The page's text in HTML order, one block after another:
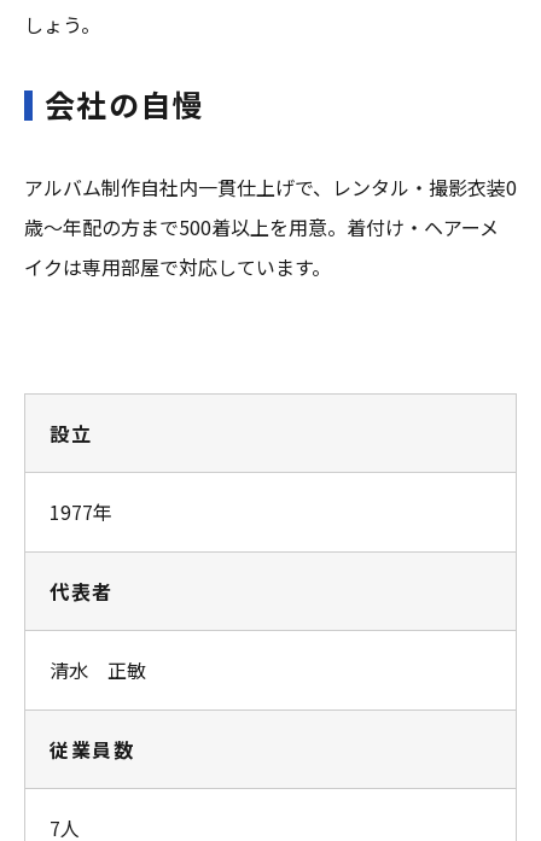
しょう。
会社の自慢
アルバム制作自社内一貫仕上げで、レンタル・撮影衣装0
歳～年配の方まで500着以上を用意。着付け・ヘアーメ
イクは専用部屋で対応しています。
設立
1977年
代表者
清水 正敏
従業員数
7人